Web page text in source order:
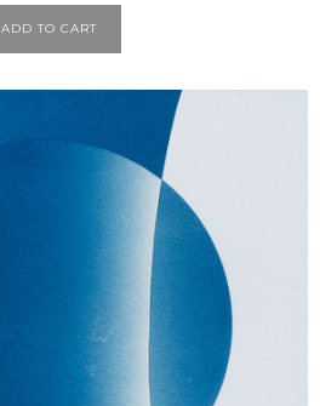
ADD TO CART